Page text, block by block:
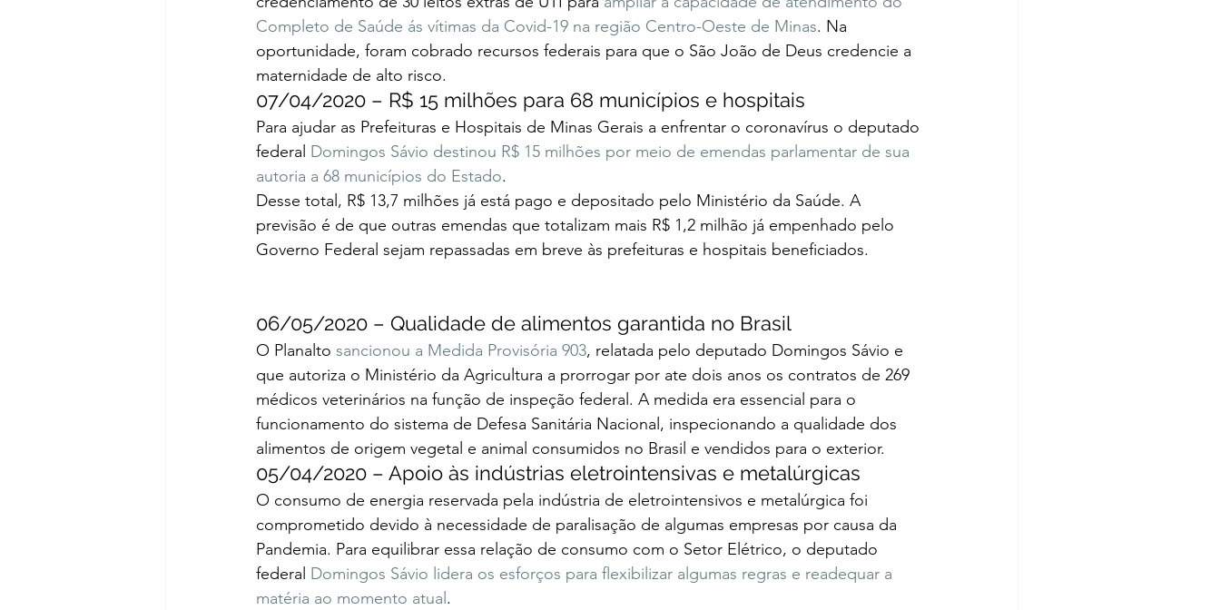
Completo de Saúde ás vítimas da Covid-19 na região Centro-Oeste de Minas. Na
oportunidade, foram cobrado recursos federais para que o São João de Deus credencie a
maternidade de alto risco.
07/04/2020 – R$ 15 milhões para 68 municípios e hospitais
Para ajudar as Prefeituras e Hospitais de Minas Gerais a enfrentar o coronavírus o deputado
federal Domingos Sávio destinou R$ 15 milhões por meio de emendas parlamentar de sua
autoria a 68 municípios do Estado.
Desse total, R$ 13,7 milhões já está pago e depositado pelo Ministério da Saúde. A
previsão é de que outras emendas que totalizam mais R$ 1,2 milhão já empenhado pelo
Governo Federal sejam repassadas em breve às prefeituras e hospitais beneficiados.
06/05/2020 – Qualidade de alimentos garantida no Brasil
O Planalto sancionou a Medida Provisória 903, relatada pelo deputado Domingos Sávio e
que autoriza o Ministério da Agricultura a prorrogar por ate dois anos os contratos de 269
médicos veterinários na função de inspeção federal. A medida era essencial para o
funcionamento do sistema de Defesa Sanitária Nacional, inspecionando a qualidade dos
alimentos de origem vegetal e animal consumidos no Brasil e vendidos para o exterior.
05/04/2020 – Apoio às indústrias eletrointensivas e metalúrgicas
O consumo de energia reservada pela indústria de eletrointensivos e metalúrgica foi
comprometido devido à necessidade de paralisação de algumas empresas por causa da
Pandemia. Para equilibrar essa relação de consumo com o Setor Elétrico, o deputado
federal Domingos Sávio lidera os esforços para flexibilizar algumas regras e readequar a
matéria ao momento atual .